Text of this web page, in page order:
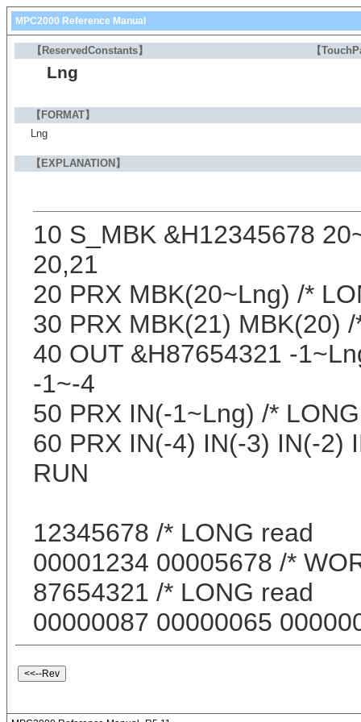
MPC2000 Reference Manual
【ReservedConstants】 【
Lng
【FORMAT】
Lng
【EXPLANATION】
10 S_MBK &H12345678
20,21
20 PRX MBK(20~Lng) /*
30 PRX MBK(21) MBK(20)
40 OUT &H87654321 -
-1~-4
50 PRX IN(-1~Lng) /*
60 PRX IN(-4) IN(-3) IN(-2)
RUN
12345678 /* LONG read
00001234 00005678 /*
87654321 /* LONG read
00000087 00000065